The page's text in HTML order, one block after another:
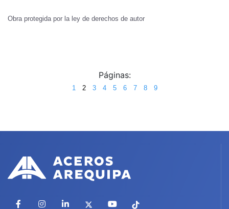
Obra protegida por la ley de derechos de autor
Páginas:
1 2 3 4 5 6 7 8 9
FacebookInstagramLinkedIn YouTubeTikTok